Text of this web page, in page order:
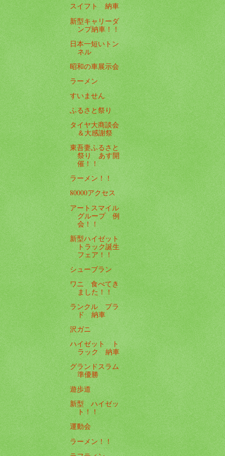
スイフト 納車
新型キャリーダ
ンプ納車！！
日本一短いトン
ネル
昭和の車展示会
ラーメン
すいません
ふるさと祭り
タイヤ大商談会
＆大感謝祭
東吾妻ふるさと
祭り あす開
催！！
ラーメン！！
80000アクセス
アートスマイル
グループ 例
会！！
新型ハイゼット
トラック誕生
フェア！！
シューブラン
ワニ 食べてき
ました！！
ランクル プラ
ド 納車
沢ガニ
ハイゼット ト
ラック 納車
グランドスラム
準優勝
遊歩道
新型 ハイゼッ
ト！！
運動会
ラーメン！！